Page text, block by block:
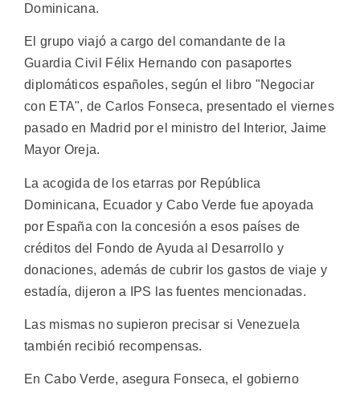
Dominicana.
El grupo viajó a cargo del comandante de la
Guardia Civil Félix Hernando con pasaportes
diplomáticos españoles, según el libro "Negociar
con ETA", de Carlos Fonseca, presentado el viernes
pasado en Madrid por el ministro del Interior, Jaime
Mayor Oreja.
La acogida de los etarras por República
Dominicana, Ecuador y Cabo Verde fue apoyada
por España con la concesión a esos países de
créditos del Fondo de Ayuda al Desarrollo y
donaciones, además de cubrir los gastos de viaje y
estadía, dijeron a IPS las fuentes mencionadas.
Las mismas no supieron precisar si Venezuela
también recibió recompensas.
En Cabo Verde, asegura Fonseca, el gobierno